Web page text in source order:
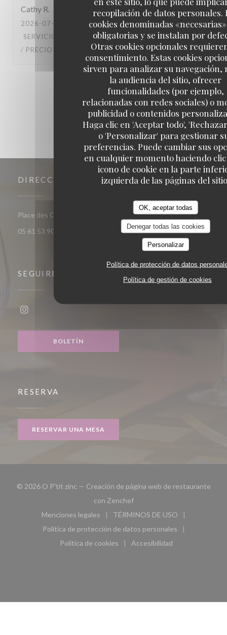
recopilación de datos personales.
cookies denominadas
obligatorias y se instalan por
Otras cookies opcionales
consentimiento. Estas cookies
sirven para analizar su navegación,
la audiencia del sitio, ofrecer
funcionalidades (por ejemplo,
relacionadas con redes sociales) o
publicidad o contenidos
Haga clic en 'Aceptar todo',
o 'Personalizar' para gestionar
preferencias. Puede cambiar sus
en cualquier momento haciendo
icono de cookie en la parte
izquierda de las páginas del
OK, aceptar todas
Denegar todas las cookies
Personalizar
Política de protección de datos
Política de gestión de cookies
Cathy R
2026-07-05
- 12:30 - INVITADOS 3
SERVICIO
AMBIENTE: 5/5 MENÚ: 5/5 CALIDAD
/ PRECIO
2 3
DIRECCIÓN
Place des Carmes, 31000 Toulouse
((abre en una nueva ventana))
05 61 53 90 63
SEGUIRNOS
BOLETÍN
RESERVA
RESERVAR UNA MESA
© 2026 O P'tit zinc — Creación de página web de restaurante
con Zenchef((abre en una nueva ventana))
Menciones legales
((abre en una nueva ventana))
TÉRMINOS DE USO
((abre en una nueva
Política de protección de datos personales
((abre en una nueva ventana))
Política de cookies
((abre en una nueva ventana))
Accesibilidad